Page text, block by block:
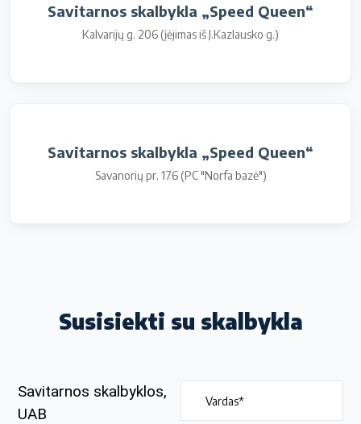
Savitarnos skalbykla „Speed Queen“
Kalvarijų g. 206 (įėjimas iš J.Kazlausko g.)
Savitarnos skalbykla „Speed Queen“
Savanorių pr. 176 (PC "Norfa bazė")
Susisiekti su skalbykla
Savitarnos skalbyklos,
UAB